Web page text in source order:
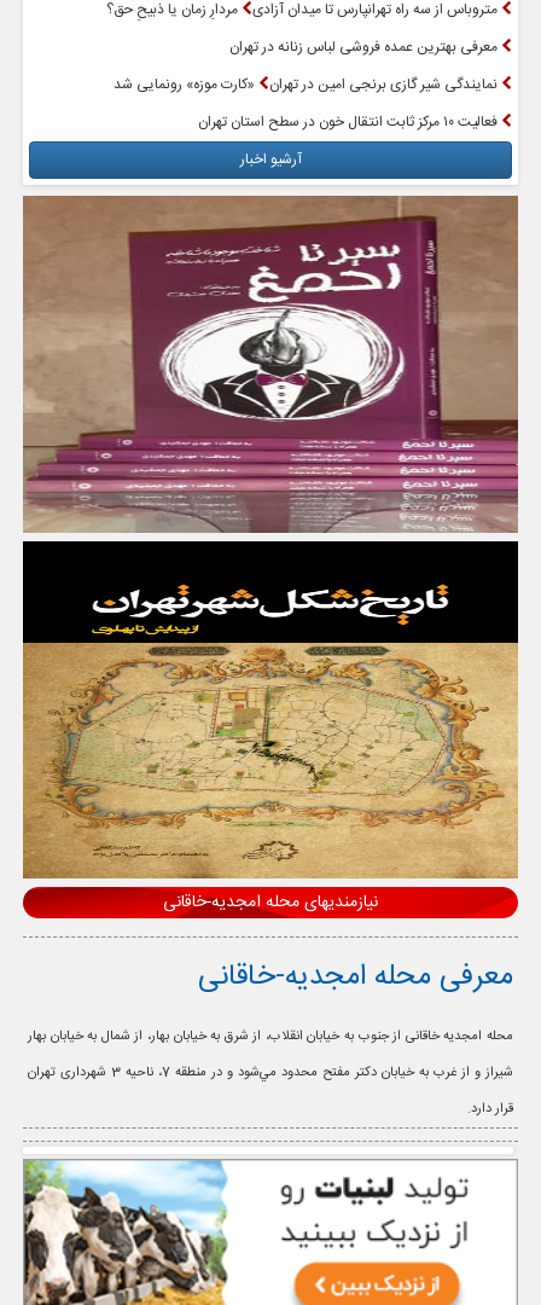
متروباس از سه راه تهرانپارس تا میدان آزادی مردارِ زمان یا ذبیحِ حق؟
معرفی بهترین عمده فروشی لباس زنانه در تهران
نمایندگی شیر گازی برنجی امین در تهران
«کارت موزه» رونمایی شد
فعالیت ۱۰ مرکز ثابت انتقال خون در سطح استان تهران
آرشیو اخبار
نیازمندیهای محله امجدیه-خاقانی
معرفی محله امجدیه-خاقانی
محله امجدیه خاقانی از جنوب به خيابان انقلاب، از شرق به خيابان بهار، از شمال به خيابان بهار
شيراز و از غرب به خيابان دكتر مفتح محدود مي‌شود و در منطقه 7، ناحیه 3 شهرداری تهران
قرار دارد.